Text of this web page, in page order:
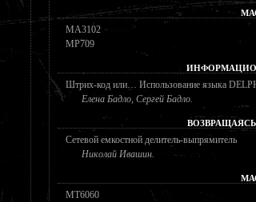
MA3102
MP709
Штрих-код или… Использование языка
Елена Бадло, Сергей Бадло.
Сетевой емкостной делитель-выпрямитель
Николай Ивашин.
MT6060